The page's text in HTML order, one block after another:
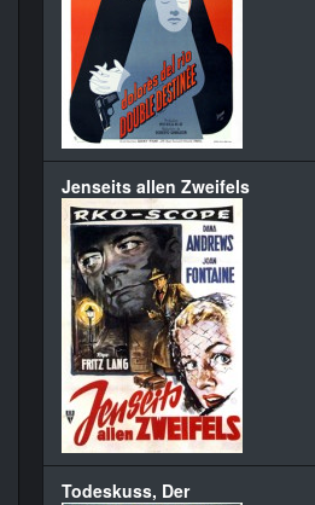
Jenseits allen Zweifels
Todeskuss, Der